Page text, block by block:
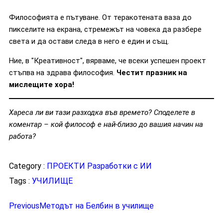
Философията е пътуване. От теракотената ваза до
пикселите на екрана, стремежът на човека да разбере
света и да остави следа в него е един и същ.
Ние, в "Креативност", вярваме, че всеки успешен проект
стъпва на здрава философия. Честит празник на
мислещите хора!
Хареса ли ви тази разходка във времето? Споделете в
коментар – кой философ е най-близо до вашия начин на
работа?
Category : ПРОЕКТИ Разработки с ИИ
Tags : УЧИЛИЩЕ
PreviousМетодът на Белбин в училище